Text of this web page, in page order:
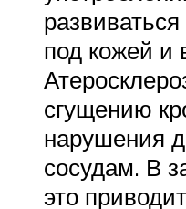
под кожей и
сгущению
нарушения
сосудам. В
это